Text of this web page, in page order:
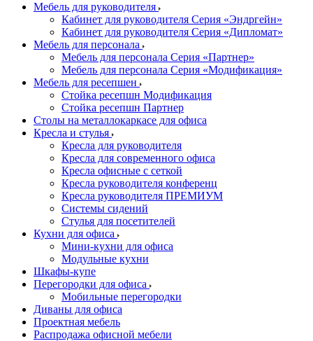
Мебель для руководителя
Кабинет для руководителя Серия «Эндргейн»
Кабинет для руководителя Серия «Дипломат»
Мебель для персонала
Мебель для персонала Серия «Партнер»
Мебель для персонала Серия «Модификация»
Мебель для ресепшен
Стойка ресепшн Модификация
Стойка ресепшн Партнер
Столы на металлокаркасе для офиса
Кресла и стулья
Кресла для руководителя
Кресла для современного офиса
Кресла офисные с сеткой
Кресла руководителя конференц
Кресла руководителя ПРЕМИУМ
Системы сидений
Стулья для посетителей
Кухни для офиса
Мини-кухни для офиса
Модульные кухни
Шкафы-купе
Перегородки для офиса
Мобильные перегородки
Диваны для офиса
Проектная мебель
Распродажа офисной мебели